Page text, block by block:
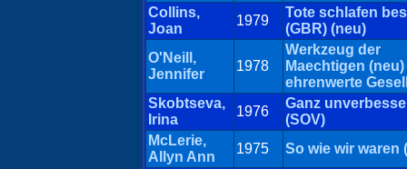
Collins,
Joan
1979
Tote schlafen
(GBR) (neu)
O'Neill,
Jennifer
1978
Werkzeug der
Maechtigen (neu)
ehrenwerte
Skobtseva,
Irina
1976
Ganz
(SOV)
McLerie,
Allyn Ann
1975
So wie wir waren